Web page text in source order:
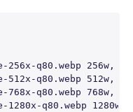
256x-q80.webp 256w,
512x-q80.webp 512w,
768x-q80.webp 768w,
1280x-q80.webp 1280w"